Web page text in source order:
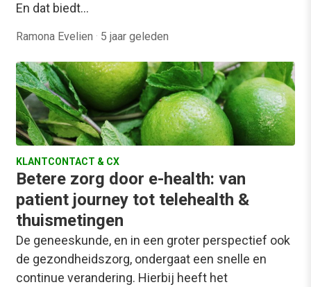
En dat biedt…
Ramona Evelien · 5 jaar geleden
KLANTCONTACT & CX
Betere zorg door e-health: van
patient journey tot telehealth &
thuismetingen
De geneeskunde, en in een groter perspectief ook
de gezondheidszorg, ondergaat een snelle en
continue verandering. Hierbij heeft het